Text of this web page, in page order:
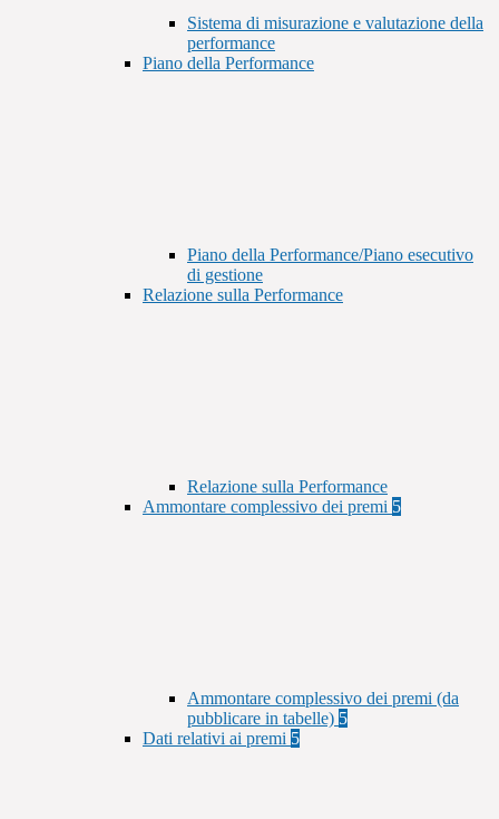
Sistema di misurazione e valutazione della
performance
Piano della Performance
Piano della Performance/Piano esecutivo
di gestione
Relazione sulla Performance
Relazione sulla Performance
Ammontare complessivo dei premi 5
Ammontare complessivo dei premi (da
pubblicare in tabelle) 5
Dati relativi ai premi 5